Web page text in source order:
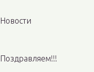
Новости
Поздравляем!!!